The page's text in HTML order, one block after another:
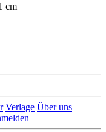
cm
Verlage Über uns